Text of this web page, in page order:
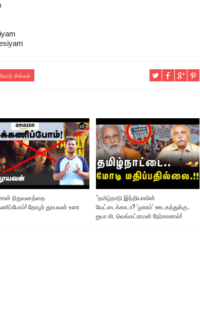
சிக்கல்
நிறுவனத்தை
தோழர் தூயவன் உரை
"தமிழ்நாடு இந்தியாவின்
வேட்டைக்காடா? 'ழகரம்' ஊடகத்துக்கு..
ஐயா கி. வெங்கட்ராமன் நேர்காணல்!